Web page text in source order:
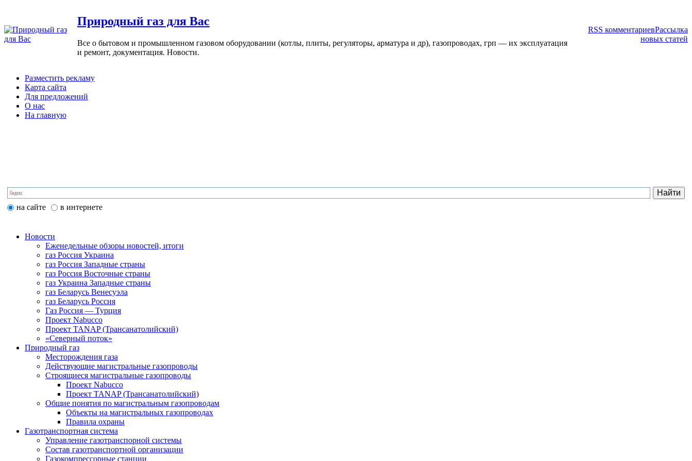
Природный газ для Вас
Все о бытовом и промышленном газовом оборудовании (котлы, плиты, регуляторы, арматура и др), газопроводах, грп — их эксплуатация
и ремонт, документация. Новости.
RSS комментариевРассылка
новых статей
Разместить рекламу
Карта сайта
Для предложений
О нас
На главную
на сайте в интернете
Новости
Еженедельные обзоры новостей, итоги
газ Россия Украина
газ Россия Западные страны
газ Россия Восточные страны
газ Украина Западные страны
газ Беларусь Венесуэла
газ Беларусь Россия
Газ Россия — Турция
Проект Nabucco
Проект TANAP (Трансанатолийский)
«Северный поток»
Природный газ
Месторождения газа
Действующие магистральные газопроводы
Строящиеся магистральные газопроводы
Проект Nabucco
Проект TANAP (Трансанатолийский)
Общие понятия по магистральным газопроводам
Объекты на магистральных газопроводах
Правила охраны
Газотранспортная система
Управление газотранспорной системы
Состав газотранспортной организации
Газокомпрессорные станции